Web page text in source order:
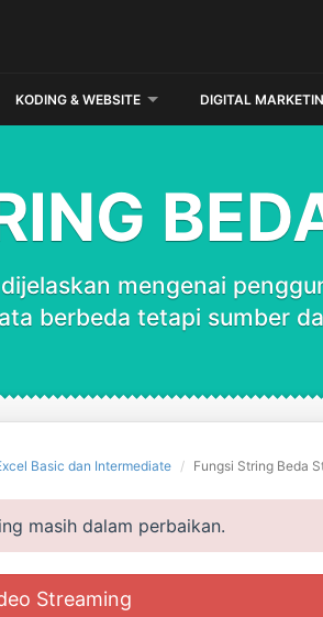
KODING & WEBSITE DIGITAL
mengenai
berbeda tetapi sumber
Basic dan Intermediate Fungsi String Beda
masih dalam perbaikan.
Streaming